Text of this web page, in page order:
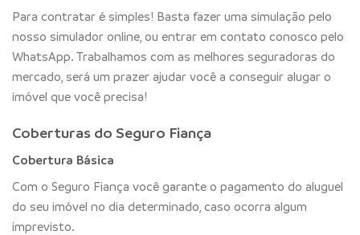
Para contratar é simples! Basta fazer uma simulação pelo
nosso simulador online, ou entrar em contato conosco pelo
WhatsApp. Trabalhamos com as melhores seguradoras do
mercado, será um prazer ajudar você a conseguir alugar o
imóvel que você precisa!
Coberturas do Seguro Fiança
Cobertura Básica
Com o Seguro Fiança você garante o pagamento do aluguel
do seu imóvel no dia determinado, caso ocorra algum
imprevisto.